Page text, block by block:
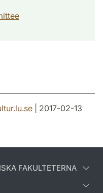
.se | 2017-02-13
FAKULTETERNA